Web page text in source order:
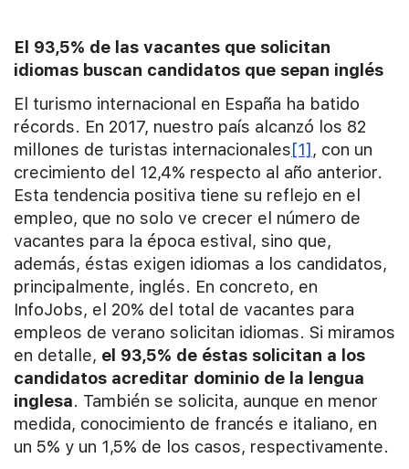
El 93,5% de las vacantes que solicitan
idiomas buscan candidatos que sepan inglés
El turismo internacional en España ha batido
récords. En 2017, nuestro país alcanzó los 82
millones de turistas internacionales[1] , con un
crecimiento del 12,4% respecto al año anterior.
Esta tendencia positiva tiene su reflejo en el
empleo, que no solo ve crecer el número de
vacantes para la época estival, sino que,
además, éstas exigen idiomas a los candidatos,
principalmente, inglés. En concreto, en
InfoJobs, el 20% del total de vacantes para
empleos de verano solicitan idiomas. Si miramos
en detalle, el 93,5% de éstas solicitan a los
candidatos acreditar dominio de la lengua
inglesa. También se solicita, aunque en menor
medida, conocimiento de francés e italiano, en
un 5% y un 1,5% de los casos, respectivamente.